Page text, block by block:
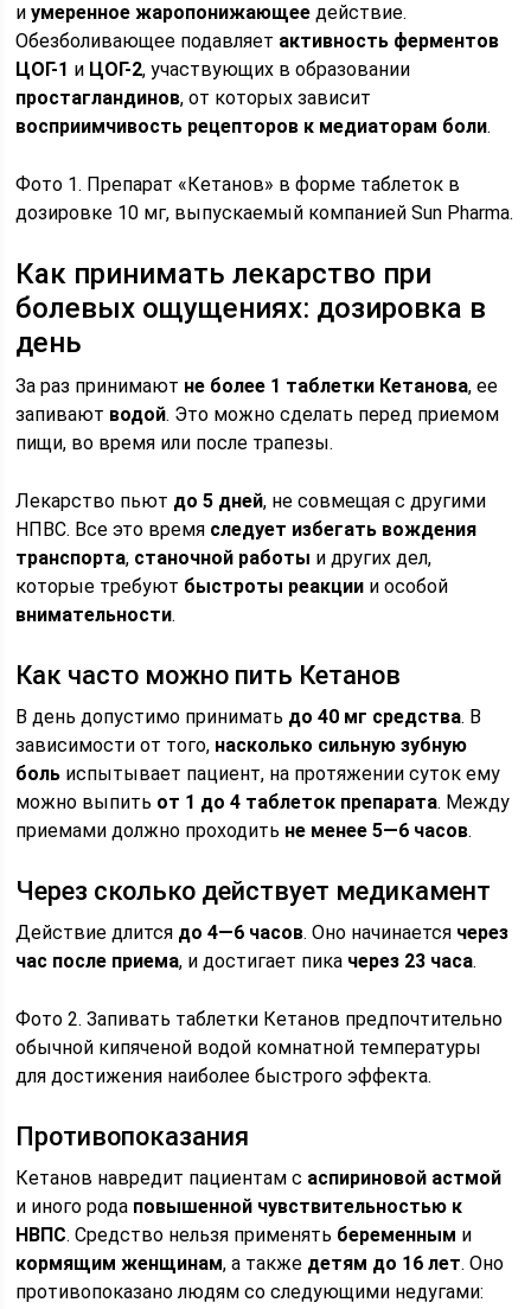
иумеренное жаропонижающее действие.
Обезболивающее подавляет активность ферментов
ЦОГ-1 и ЦОГ-2, участвующих в образовании
простагландинов, от которых зависит
восприимчивость рецепторов к медиаторам боли.
Фото 1. Препарат «Кетанов» в форме таблеток в
дозировке 10 мг, выпускаемый компанией Sun Pharma.
Как принимать лекарство при
болевых ощущениях: дозировка в
день
За раз принимают не более 1 таблетки Кетанова, ее
запивают водой. Это можно сделать перед приемом
пищи, во время или после трапезы.
Лекарство пьют до 5 дней, не совмещая с другими
НПВС. Все это время следует избегать вождения
транспорта, станочной работы и других дел,
которые требуют быстроты реакции и особой
внимательности.
Как часто можно пить Кетанов
В день допустимо принимать до 40 мг средства. В
зависимости от того, насколько сильную зубную
боль испытывает пациент, на протяжении суток ему
можно выпить от 1 до 4 таблеток препарата. Между
приемами должно проходить не менее 5—6 часов.
Через сколько действует медикамент
Действие длится до 4—6 часов. Оно начинается через
час после приема, и достигает пика через 23 часа.
Фото 2. Запивать таблетки Кетанов предпочтительно
обычной кипяченой водой комнатной температуры
для достижения наиболее быстрого эффекта.
Противопоказания
Кетанов навредит пациентам с аспириновой астмой
и иного рода повышенной чувствительностью к
НВПС. Средство нельзя применять беременным и
кормящим женщинам, а также детям до 16 лет. Оно
противопоказано людям со следующими недугами: